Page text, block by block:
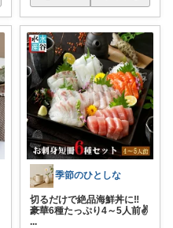
季節のひとしな
切るだけで絶品海鮮丼に‼️
豪華6種たっぷり4～5人前✌️
...